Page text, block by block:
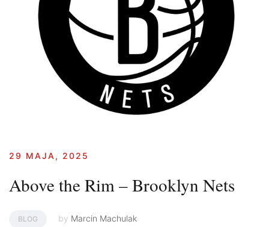
29 MAJA, 2025
Above the Rim – Brooklyn Nets
BLOG by Marcin Machulak